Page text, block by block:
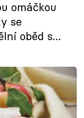
omáčkou
se
oběd s
roli